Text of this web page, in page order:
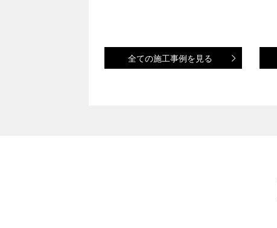
全ての施工事例を見る